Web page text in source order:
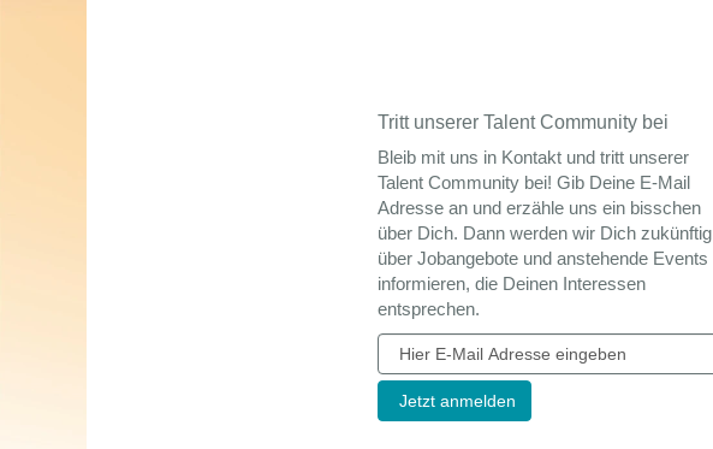
Tritt unserer Talent Community bei
Bleib mit uns in Kontakt und tritt unserer
Talent Community bei! Gib Deine E-Mail
Adresse an und erzähle uns ein bisschen
über Dich. Dann werden wir Dich zukünftig
über Jobangebote und anstehende Events
informieren, die Deinen Interessen
entsprechen.